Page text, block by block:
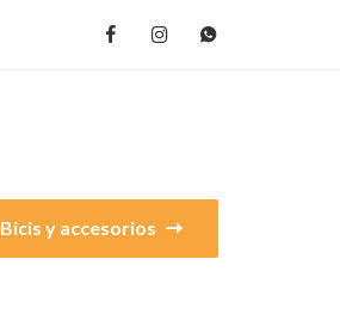
Bicis y accesorios